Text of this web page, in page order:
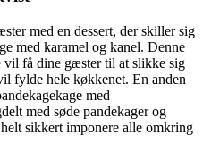
med en dessert, der skiller sig
med karamel og kanel. Denne
vil få dine gæster til at slikke sig
fylde hele køkkenet. En anden
med
med søde pandekager og
sikkert imponere alle omkring